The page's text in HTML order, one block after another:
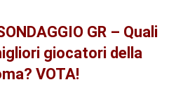
GR – Quali
giocatori della
VOTA!